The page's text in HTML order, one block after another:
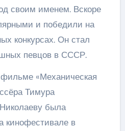
своим именем. Вскоре
и победили на
конкурсах. Он стал
певцов в СССР.
«Механическая
Тимура
была
кинофестивале в